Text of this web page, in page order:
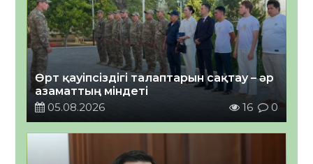
Өрт қауіпсіздігі талаптарын сақтау – әр
азаматтың міндеті
05.08.2026
16 0